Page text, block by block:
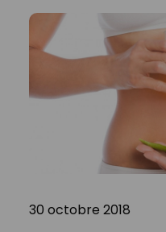
30 octobre 2018